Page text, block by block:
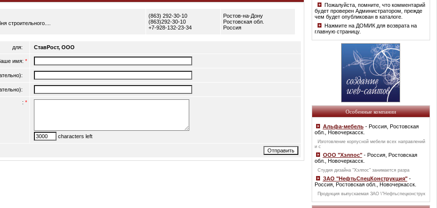
строительного....
(863) 292-30-10
(863)292-30-10
+7-928-132-23-34
Ростов-на-Дону
Ростовская обл.
Россия
для: СтавРост, ООО
имя: *
: *
characters left
Пожалуйста, помните, что комментарий
будет проверен Администратором, прежде
чем будет опубликован в каталоге.
Нажмите на ДОМИК для возврата на
главную страницу.
Особенные компании
Альфа-мебель- Россия, Ростовская
обл., Новочеркасск.
Изготовление корпусной мебели всех направлений
и с
ООО "Хэлпос"- Россия, Ростовская
обл., Новочеркасск.
Студия дизайна "Хэлпос" занимается разра
ЗАО "НефтьСпецКонструкция"-
Россия, Ростовская обл., Новочеркасск.
Продукция выпускаемая ЗАО \"Нефтьспецконструк